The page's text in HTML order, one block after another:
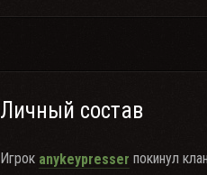
Личный состав
Игрок anykeypresser покинул